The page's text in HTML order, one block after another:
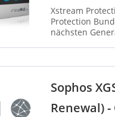
Xstream
Protection
nächsten
Sophos
Renewal) -